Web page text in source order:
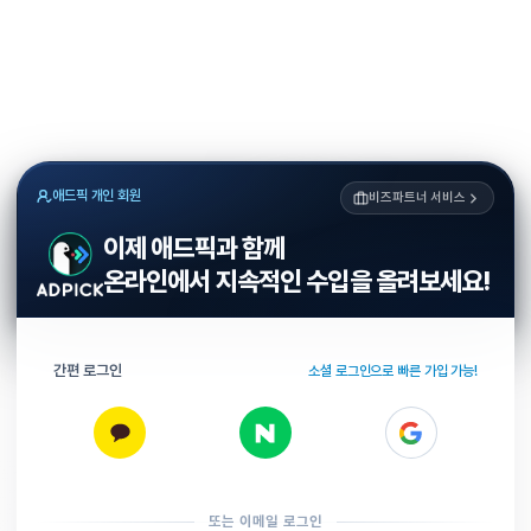
애드픽 개인 회원 비즈파트너 서비스
이제 애드픽과 함께
온라인에서 지속적인 수입을 올려보세요!
간편 로그인 소셜 로그인으로 빠른 가입 가능!
또는 이메일 로그인